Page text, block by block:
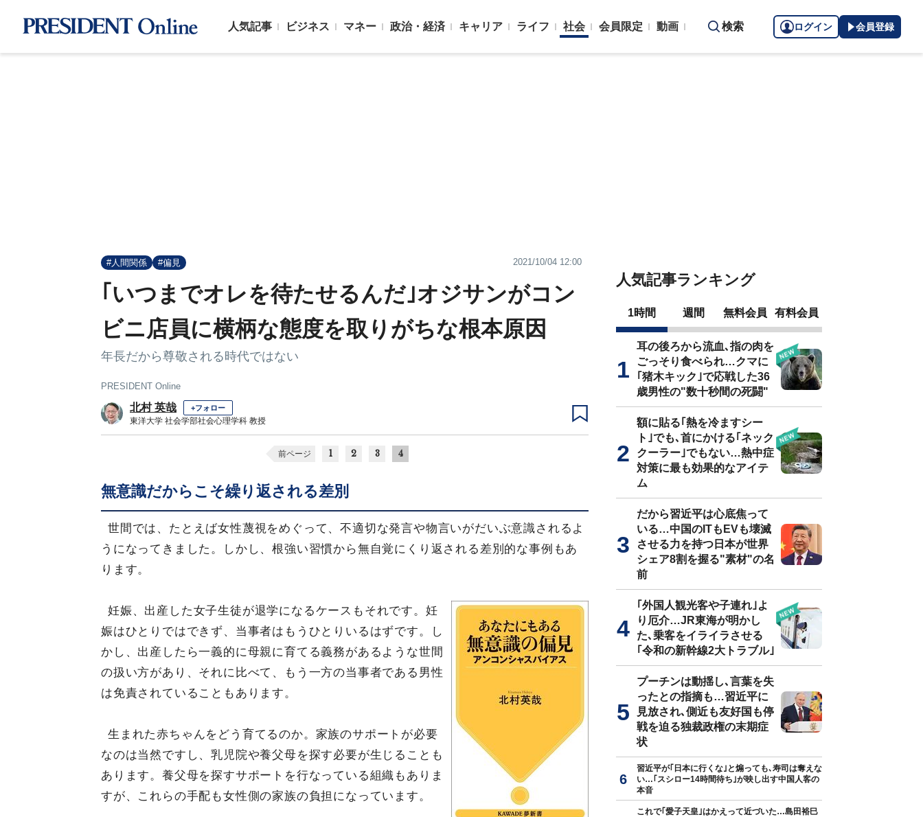
人気記事 ビジネス マネー 政治・経済 キャリア ライフ 社会 会員限定 動画 検索 ログイン 会員登録
#人間関係 #偏見 2021/10/04 12:00
｢いつまでオレを待たせるんだ｣オジサンがコン
ビニ店員に横柄な態度を取りがちな根本原因
年長だから尊敬される時代ではない
PRESIDENT Online
北村 英哉 +フォロー
東洋大学 社会学部社会心理学科 教授
前ページ 1 2 3 4
無意識だからこそ繰り返される差別
世間では、たとえば女性蔑視をめぐって、不適切な発言や物言いがだいぶ意識されるよ
うになってきました。しかし、根強い習慣から無自覚にくり返される差別的な事例もあ
ります。
妊娠、出産した女子生徒が退学になるケースもそれです。妊
娠はひとりではできず、当事者はもうひとりいるはずです。し
かし、出産したら一義的に母親に育てる義務があるような世間
の扱い方があり、それに比べて、もう一方の当事者である男性
は免責されていることもあります。
生まれた赤ちゃんをどう育てるのか。家族のサポートが必要
なのは当然ですし、乳児院や養父母を探す必要が生じることも
あります。養父母を探すサポートを行なっている組織もありま
すが、これらの手配も女性側の家族の負担になっています。
人気記事ランキング
1時間 週間 無料会員 有料会員
耳の後ろから流血､指の肉を
ごっそり食べられ…クマに
｢猪木キック｣で応戦した36
歳男性の"数十秒間の死闘"
額に貼る｢熱を冷ますシー
ト｣でも､首にかける｢ネック
クーラー｣でもない…熱中症
対策に最も効果的なアイテ
ム
だから習近平は心底焦って
いる…中国のITもEVも壊滅
させる力を持つ日本が世界
シェア8割を握る"素材"の名
前
｢外国人観光客や子連れ｣よ
り厄介…JR東海が明かし
た､乗客をイライラさせる
｢令和の新幹線2大トラブル｣
プーチンは動揺し､言葉を失
ったとの指摘も…習近平に
見放され､側近も友好国も停
戦を迫る独裁政権の末期症
状
習近平が｢日本に行くな｣と煽っても､寿司は奪えな
い…｢スシロー14時間待ち｣が映し出す中国人客の
本音
これで｢愛子天皇｣はかえって近づいた…島田裕巳